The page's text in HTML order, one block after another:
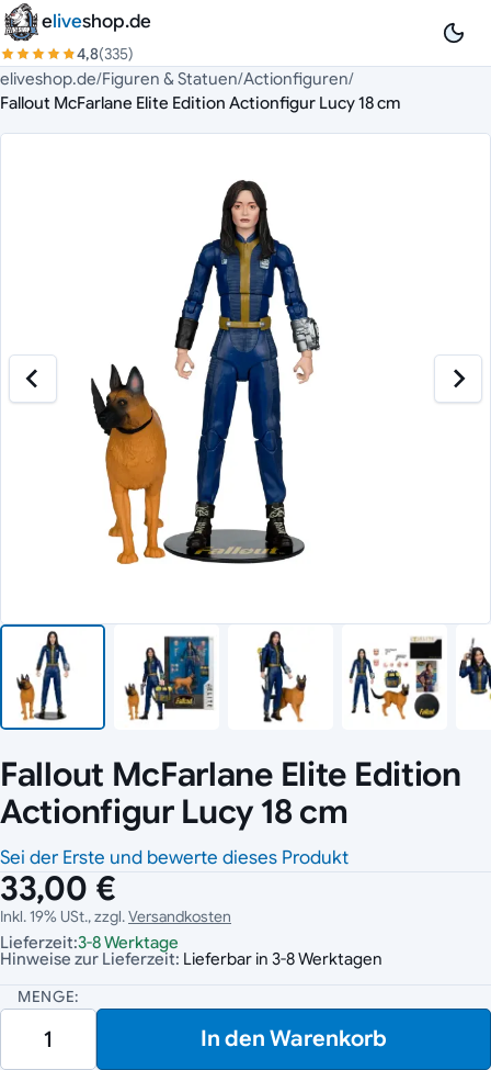
Zum Inhalt springen
eliveshop.de
4,8(335)
eliveshop.de/Figuren & Statuen/Actionfiguren/
Fallout McFarlane Elite Edition Actionfigur Lucy 18 cm
Fallout McFarlane Elite Edition
Actionfigur Lucy 18 cm
Sei der Erste und bewerte dieses Produkt
33,00 €
Inkl. 19% USt., zzgl.Versandkosten
Lieferzeit:3-8 Werktage
Hinweise zur Lieferzeit: Lieferbar in 3-8 Werktagen
MENGE:
In den Warenkorb